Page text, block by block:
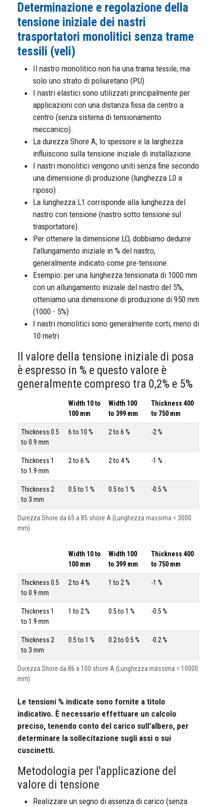
Determinazione e regolazione della
tensione iniziale dei nastri
trasportatori monolitici senza trame
tessili (veli)
Il nastro monolitico non ha una trama tessile, ma
solo uno strato di poliuretano (PU)
I nastri elastici sono utilizzati principalmente per
applicazioni con una distanza fissa da centro a
centro (senza sistema di tensionamento
meccanico).
La durezza Shore A, lo spessore e la larghezza
influiscono sulla tensione iniziale di installazione.
I nastri monolitici vengono uniti senza fine secondo
una dimensione di produzione (lunghezza L0 a
riposo)
La lunghezza L1 corrisponde alla lunghezza del
nastro con tensione (nastro sotto tensione sul
trasportatore).
Per ottenere la dimensione LO, dobbiamo dedurre
l'allungamento iniziale in % del nastro,
generalmente indicato come pre-tensione.
Esempio: per una lunghezza tensionata di 1000 mm
con un allungamento iniziale del nastro del 5%,
otteniamo una dimensione di produzione di 950 mm
(1000 - 5%)
I nastri monolitici sono generalmente corti, meno di
10 metri
Il valore della tensione iniziale di posa
è espresso in % e questo valore è
generalmente compreso tra 0,2% e 5%
Durezza Shore da 65 a 85 shore A (Lunghezza massima = 3000
mm)
Width 10 to
100 mm
Width 100
to 399 mm
Thickness 400
to 750 mm
Thickness 0.5
to 0.9 mm
6 to 10 % 2 to 6 % -2 %
Thickness 1
to 1.9 mm
2 to 6 % 2 to 4 % -1 %
Thickness 2
to 3 mm
0.5 to 1 % 0.5 to 1 % -0.5 %
Durezza Shore da 86 a 100 shore A (Lunghezza massima = 10000
mm)
Width 10 to
100 mm
Width 100
to 399 mm
Thickness 400
to 750 mm
Thickness 0.5
to 0.9 mm
2 to 4 % 1 to 2 % -1 %
Thickness 1
to 1.9 mm
1 to 2 % 0.5 to 1 % -0.5 %
Thickness 2
to 3 mm
0.5 to 1 % 0.2 to 0.5 % -0.2 %
Le tensioni % indicate sono fornite a titolo
indicativo. È necessario effettuare un calcolo
preciso, tenendo conto del carico sull'albero, per
determinare la sollecitazione sugli assi o sui
cuscinetti.
Metodologia per l'applicazione del
valore di tensione
Realizzare un segno di assenza di carico (senza